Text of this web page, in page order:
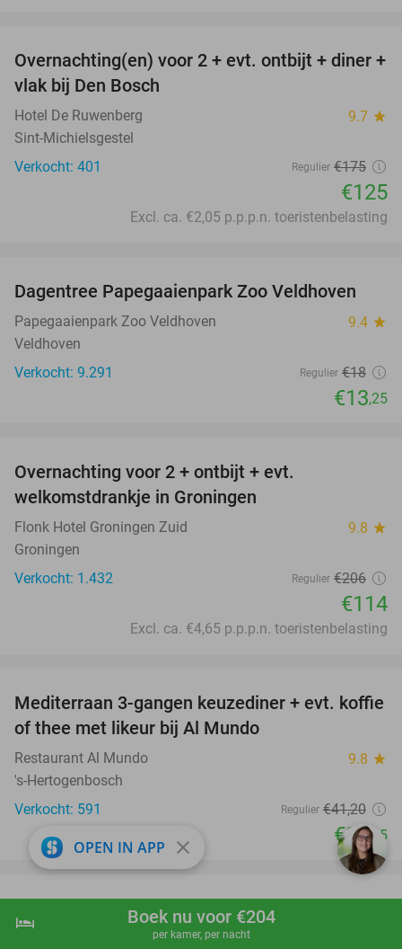
shopping_cart Boek nu
hotel Boek nu voor €204
per kamer, per nacht
29%
Overnachting(en) voor 2 + evt. ontbijt + diner +
vlak bij Den Bosch
Hotel De Ruwenberg 9.7 star
Sint-Michielsgestel
Verkocht: 401
Regulier €175
€125
Excl. ca. €2,05 p.p.p.n. toeristenbelasting
26%
Dagentree Papegaaienpark Zoo Veldhoven
Papegaaienpark Zoo Veldhoven 9.4 star
Veldhoven
Verkocht: 9.291
Regulier €18
€13,25
Overnachting voor 2 + ontbijt + evt.
welkomstdrankje in Groningen
Flonk Hotel Groningen Zuid 9.8 star
Groningen
Verkocht: 1.432
Regulier €206
€114
Excl. ca. €4,65 p.p.p.n. toeristenbelasting
27%
Mediterraan 3-gangen keuzediner + evt. koffie
of thee met likeur bij Al Mundo
Restaurant Al Mundo 9.8 star
's-Hertogenbosch
Verkocht: 591
Regulier €41,20
€29,95
favorite_border
All-You-Can-Eat lunch bij Absoluut Bistro & Bar
OPEN IN APP close